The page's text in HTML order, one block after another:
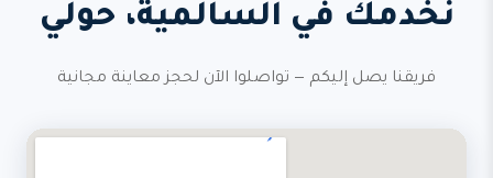
نخدمك في السالمية، حولي
فريقنا يصل إليكم — تواصلوا الآن لحجز معاينة مجانية